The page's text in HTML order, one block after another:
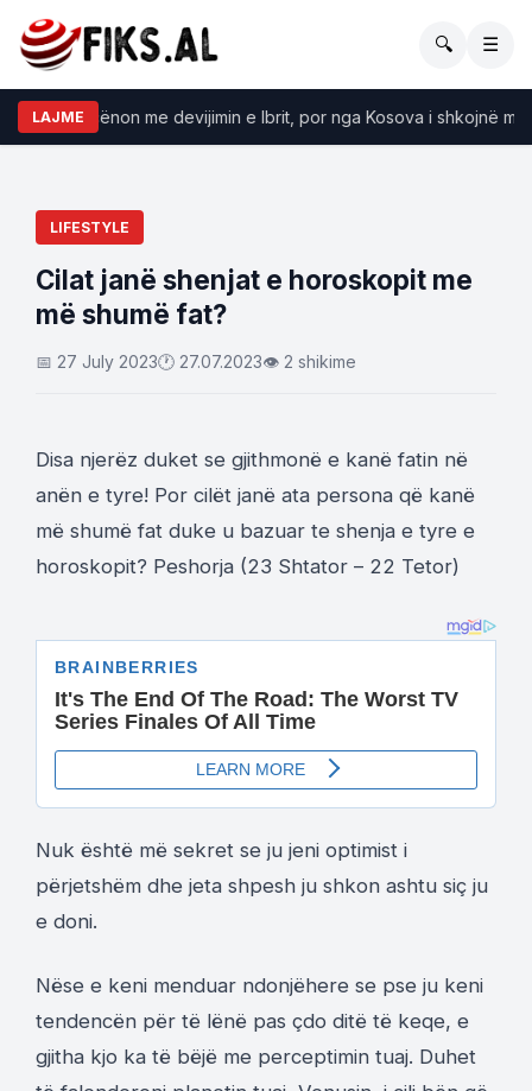
🔍 ☰
LAJME Buzhala: Serbia kërcënon me devijimin e Ibrit, por
LIFESTYLE
Cilat janë shenjat e horoskopit me
më shumë fat?
📅 27 July 2023🕐 27.07.2023👁 2 shikime
Disa njerëz duket se gjithmonë e kanë fatin në
anën e tyre! Por cilët janë ata persona që kanë
më shumë fat duke u bazuar te shenja e tyre e
horoskopit? Peshorja (23 Shtator – 22 Tetor)
Nuk është më sekret se ju jeni optimist i
përjetshëm dhe jeta shpesh ju shkon ashtu siç ju
e doni.
Nëse e keni menduar ndonjëhere se pse ju keni
tendencën për të lënë pas çdo ditë të keqe, e
gjitha kjo ka të bëjë me perceptimin tuaj. Duhet